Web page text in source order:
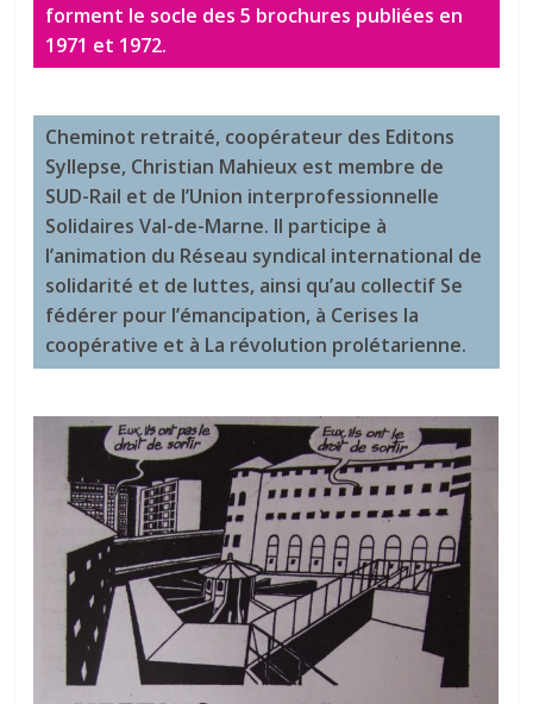
forment le socle des 5 brochures publiées en
1971 et 1972.
Cheminot retraité, coopérateur des Editons
Syllepse, Christian Mahieux est membre de
SUD-Rail et de l’Union interprofessionnelle
Solidaires Val-de-Marne. Il participe à
l’animation du Réseau syndical international de
solidarité et de luttes, ainsi qu’au collectif Se
fédérer pour l’émancipation, à Cerises la
coopérative et à La révolution prolétarienne.